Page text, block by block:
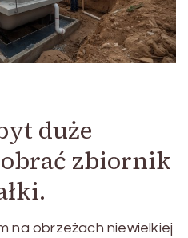
duże
zbiornik
na obrzeżach niewielkiej